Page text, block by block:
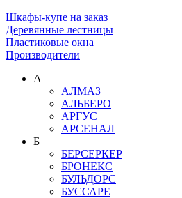
Шкафы-купе на заказ
Деревянные лестницы
Пластиковые окна
Производители
А
АЛМАЗ
АЛЬБЕРО
АРГУС
АРСЕНАЛ
Б
БЕРСЕРКЕР
БРОНЕКС
БУЛЬДОРС
БУССАРЕ